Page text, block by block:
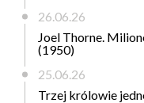
26.06.26
Joel Thorne.
(1950)
25.06.26
Trzej królowie